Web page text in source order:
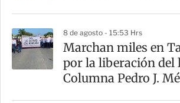
8 de agosto - 15:53 Hrs
Marchan miles en
por la liberación del
Columna Pedro J.